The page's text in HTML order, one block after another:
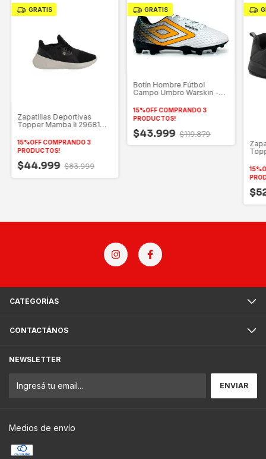
GRATIS
Zapatillas Deportivas
Topper Mamba Ii 29681
15%OFF COMPRANDO 3
PRODUCTOS!
$44.999 $83.999
GRATIS
Botín Hombre Fútbol
Campo Umbro Warskin -
15%OFF COMPRANDO 3
PRODUCTOS!
$43.999 $119.879
CATEGORÍAS
CONTACTÁNOS
NEWSLETTER
Medios de envío